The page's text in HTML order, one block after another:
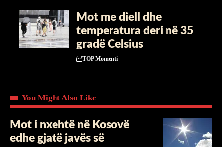
Mot me diell dhe
temperatura deri në 35
gradë Celsius
TOP Momenti
You Might Also Like
Mot i nxehtë në Kosovë
edhe gjatë javës së